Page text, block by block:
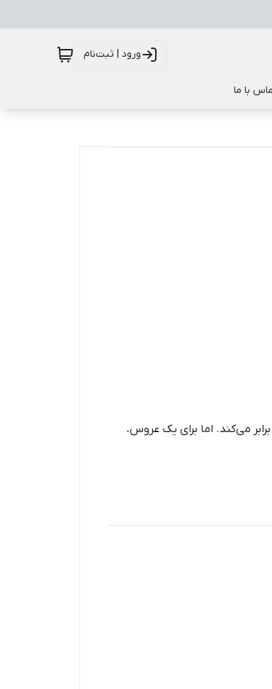
ورود | ثبت‌نام
با ما
می‌کند. اما برای یک عروس،